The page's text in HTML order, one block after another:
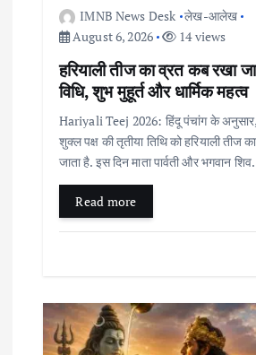
IMNB News Desk लेख-आलेख
August 6, 2026
14 views
हरियाली तीज का व्रत कब रखा
विधि, शुभ मुहूर्त और धार्मिक महत्व
Hariyali Teej 2026: हिंदू पंचांग के
शुक्ल पक्ष की तृतीया तिथि को हरियाली तीज
जाता है. इस दिन माता पार्वती और भगवान
Read more